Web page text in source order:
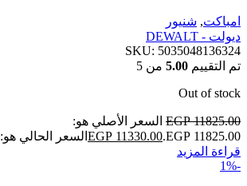
امباكت, شنيور
ديولت - DEWALT
SKU: 5035048136324
تم التقييم 5.00 من 5
Out of stock
EGP11825.00
السعر الأصلي هو:
EGP 11825.00.
EGP 11330.00
السعر الحالي هو: EGP 11330.00.
قراءة المزيد
-1%